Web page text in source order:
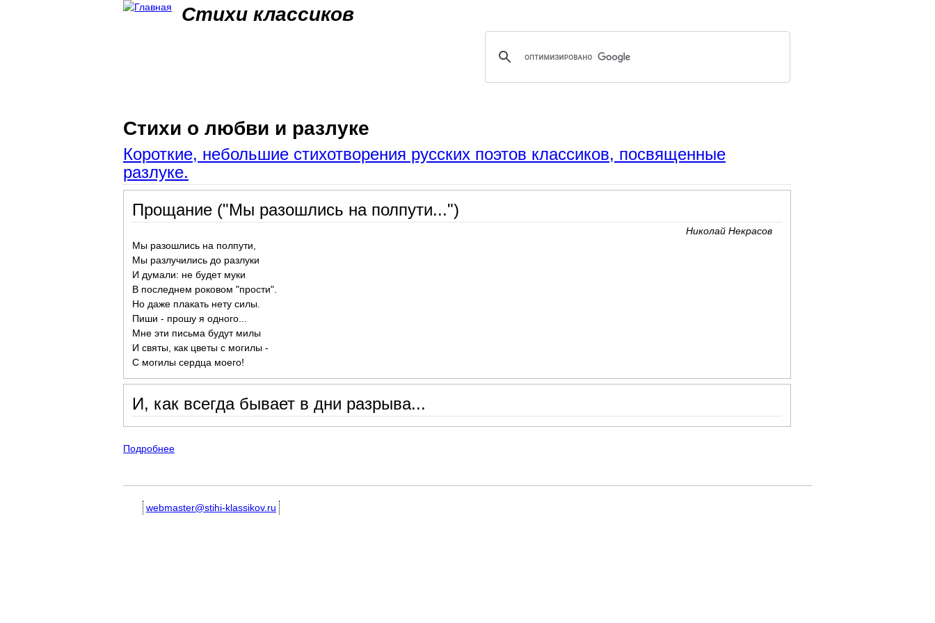
Стихи классиков
Стихи о любви и разлуке
Короткие, небольшие стихотворения русских поэтов классиков, посвященные
разлуке.
Прощание ("Мы разошлись на полпути...")
Николай Некрасов
Мы разошлись на полпути,
Мы разлучились до разлуки
И думали: не будет муки
В последнем роковом "прости".
Но даже плакать нету силы.
Пиши - прошу я одного...
Мне эти письма будут милы
И святы, как цветы с могилы -
С могилы сердца моего!
И, как всегда бывает в дни разрыва...
Подробнее
webmaster@stihi-klassikov.ru